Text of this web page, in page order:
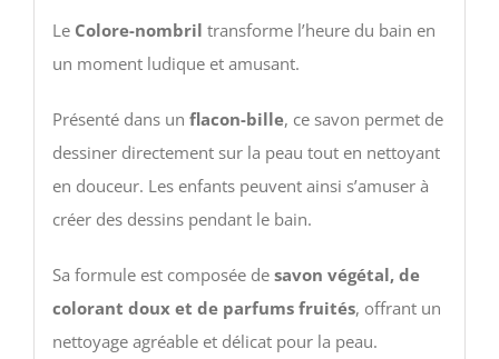
Le Colore-nombril transforme l’heure du bain en
un moment ludique et amusant.
Présenté dans un flacon-bille, ce savon permet de
dessiner directement sur la peau tout en nettoyant
en douceur. Les enfants peuvent ainsi s’amuser à
créer des dessins pendant le bain.
Sa formule est composée de savon végétal, de
colorant doux et de parfums fruités, offrant un
nettoyage agréable et délicat pour la peau.